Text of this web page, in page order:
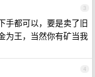
3
手都可以，要是卖了旧
为王，当然你有矿当我
4